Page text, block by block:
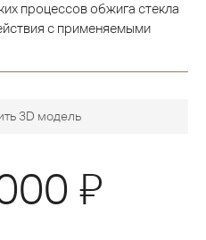
процессов обжига стекла
с применяемыми
3D модель
Я